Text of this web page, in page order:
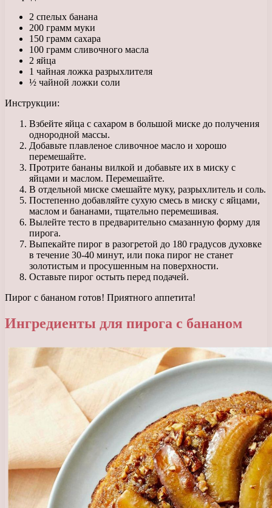
2 спелых банана
200 грамм муки
150 грамм сахара
100 грамм сливочного масла
2 яйца
1 чайная ложка разрыхлителя
½ чайной ложки соли
Инструкции:
Взбейте яйца с сахаром в большой миске до получения
однородной массы.
Добавьте плавленое сливочное масло и хорошо
перемешайте.
Протрите бананы вилкой и добавьте их в миску с
яйцами и маслом. Перемешайте.
В отдельной миске смешайте муку, разрыхлитель и соль.
Постепенно добавляйте сухую смесь в миску с яйцами,
маслом и бананами, тщательно перемешивая.
Вылейте тесто в предварительно смазанную форму для
пирога.
Выпекайте пирог в разогретой до 180 градусов духовке
в течение 30-40 минут, или пока пирог не станет
золотистым и просушенным на поверхности.
Оставьте пирог остыть перед подачей.
Пирог с бананом готов! Приятного аппетита!
Ингредиенты для пирога с бананом